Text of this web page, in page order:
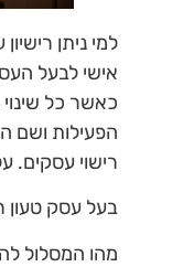
למי ניתן
אישי לבעל
כאשר כל
הפעילות ושם
רישוי עסקים.
בעל עסק טעון
מהו המסלול